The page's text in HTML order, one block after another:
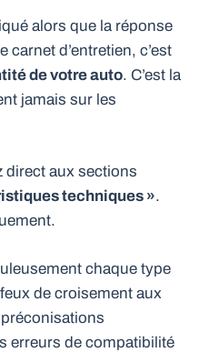
alors que la réponse
carnet d’entretien, c’est
de votre auto. C’est la
jamais sur les
direct aux sections
techniques ».
chaque type
de croisement aux
erreurs de compatibilité